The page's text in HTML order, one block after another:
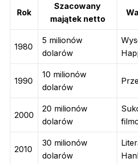
Rok
Szacowany
majątek netto
1980
5 milionów
dolarów
1990
10 milionów
dolarów
2000
20 milionów
dolarów
2010
30 milionów
dolarów